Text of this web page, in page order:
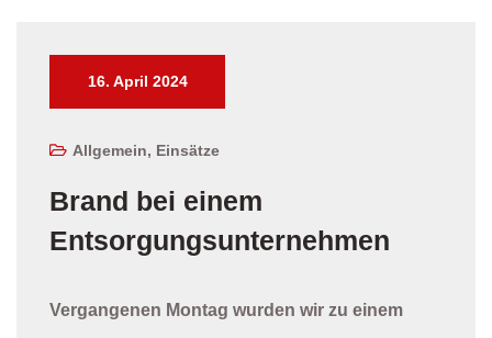
16. April 2024
Allgemein, Einsätze
Brand bei einem
Entsorgungsunternehmen
Vergangenen Montag wurden wir zu einem